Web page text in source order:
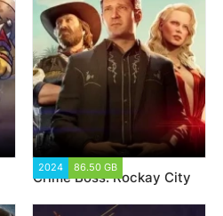
2024 86.50 GB
Crime Boss: Rockay City